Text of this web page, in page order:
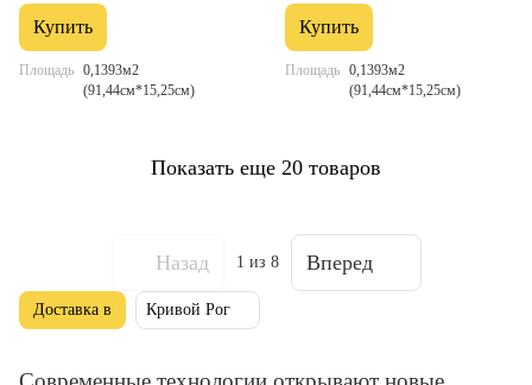
Купить
Площадь 0,1393м2
(91,44см*15,25см)
Купить
Площадь 0,1393м2
(91,44см*15,25см)
Показать еще 20 товаров
Назад 1 из 8 Вперед
Доставка в Кривой Рог